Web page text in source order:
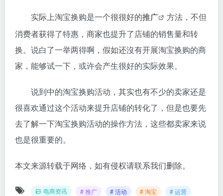
实际上淘宝换购是一个很很好的推广
方法，不但
消费者获得了特惠，商家也提升了店铺的销售量和转
换。说白了一举两得啊，假如还沒有开展淘宝换购的商
家，能够试一下，或许会产生很好的实际效果。
说到中的淘宝换购活动，其实也有不少的卖家还是
很喜欢通过这个活动来提升店铺的转化了，但是也要先
去了解一下淘宝换购活动的操作方法，这些都卖家来说
也是很重要的。
本文来源转载于网络，如有侵权请联系我们删除。
电商资讯 # 推广 # 活动 # 淘宝 # 运营